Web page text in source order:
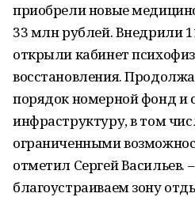
приобрели новые
33 млн рублей. Внедрили
открыли кабинет
восстановления.
порядок номерной фонд и
инфраструктуру, в том
ограниченными
отметил Сергей Васильев.
благоустраиваем зону